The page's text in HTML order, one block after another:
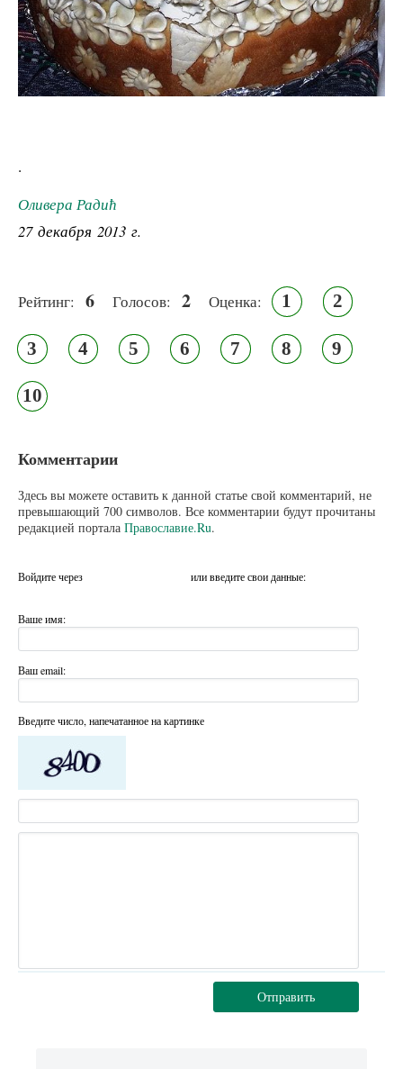
.
Оливера Радић
27 декабря 2013 г.
Рейтинг: 6 Голосов: 2 Оценка: 1 2
3 4 5 6 7 8 9
10
Комментарии
Здесь вы можете оставить к данной статье свой комментарий, не
превышающий 700 символов. Все комментарии будут прочитаны
редакцией портала Православие.Ru.
Войдите через или введите свои данные:
Ваше имя:
Ваш email:
Введите число, напечатанное на картинке
Отправить